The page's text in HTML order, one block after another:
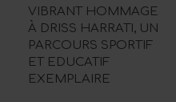
VIBRANT HOMMAGE
À DRISS HARRATI, UN
PARCOURS SPORTIF
ET EDUCATIF
EXEMPLAIRE